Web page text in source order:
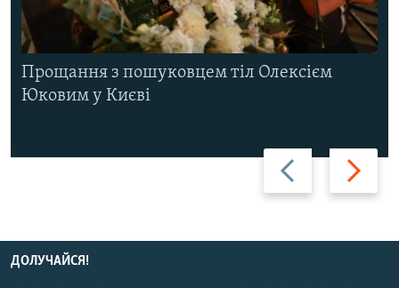
Назад Вперед
Прощання з пошуковцем тіл Олексієм
Юковим у Києві
ДОЛУЧАЙСЯ!